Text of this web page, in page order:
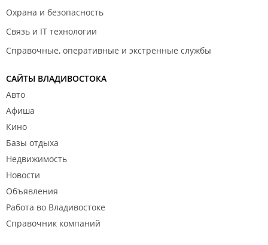
Охрана и безопасность
Связь и IT технологии
Справочные, оперативные и экстренные службы
САЙТЫ ВЛАДИВОСТОКА
Авто
Афиша
Кино
Базы отдыха
Недвижимость
Новости
Объявления
Работа во Владивостоке
Справочник компаний